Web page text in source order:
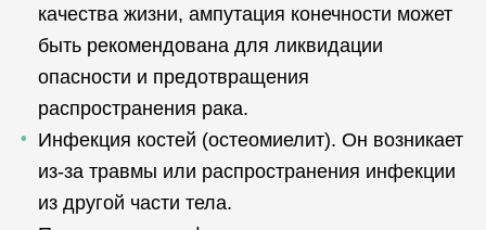
качества жизни, ампутация конечности может
быть рекомендована для ликвидации
опасности и предотвращения
распространения рака.
Инфекция костей (остеомиелит). Он возникает
из-за травмы или распространения инфекции
из другой части тела.